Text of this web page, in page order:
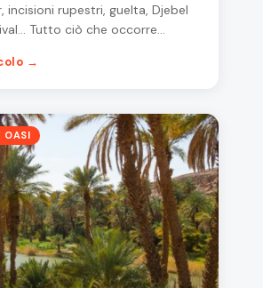
incisioni rupestri, guelta, Djebel
Tutto ciò che occorre…
→
OASI